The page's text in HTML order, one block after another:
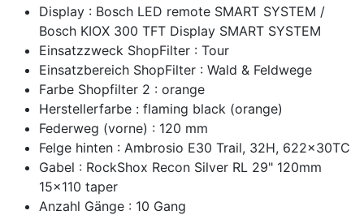
Display : Bosch LED remote SMART SYSTEM /
Bosch KIOX 300 TFT Display SMART SYSTEM
Einsatzzweck ShopFilter : Tour
Einsatzbereich ShopFilter : Wald & Feldwege
Farbe Shopfilter 2 : orange
Herstellerfarbe : flaming black (orange)
Federweg (vorne) : 120 mm
Felge hinten : Ambrosio E30 Trail, 32H, 622x30TC
Gabel : RockShox Recon Silver RL 29" 120mm
15x110 taper
Anzahl Gänge : 10 Gang